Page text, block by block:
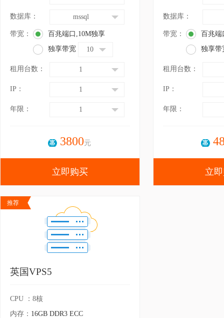
数据库： mssql
带宽：
百兆端口,10M独享
独享带宽
10
租用台数： 1
IP： 1
年限： 1
3800元
立即购买
数据库：
带宽：
百兆端
独享带
租用台数：
IP：
年限：
立
推荐
英国VPS5
CPU ：8核
内存： 16GB DDR3 ECC